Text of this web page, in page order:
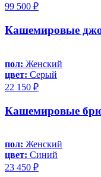
99 500 ₽
Кашемировые
пол: Женский
цвет: Серый
22 150 ₽
Кашемировые
пол: Женский
цвет: Синий
23 450 ₽